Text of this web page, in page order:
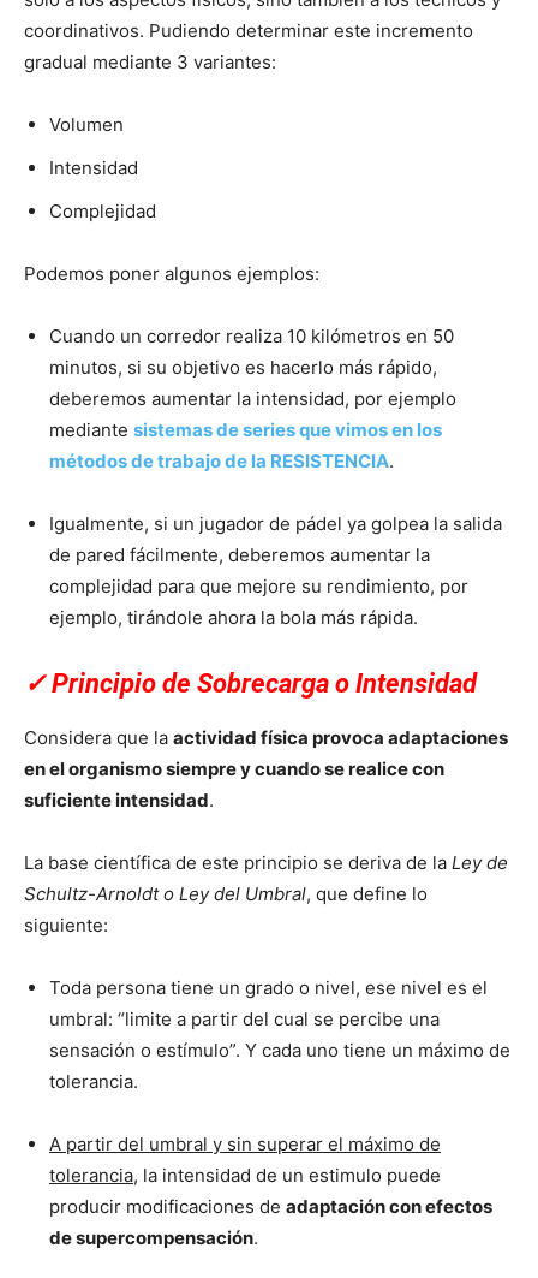
coordinativos. Pudiendo determinar este incremento
gradual mediante 3 variantes:
Volumen
Intensidad
Complejidad
Podemos poner algunos ejemplos:
Cuando un corredor realiza 10 kilómetros en 50
minutos, si su objetivo es hacerlo más rápido,
deberemos aumentar la intensidad, por ejemplo
mediante sistemas de series que vimos en los
métodos de trabajo de la RESISTENCIA.
Igualmente, si un jugador de pádel ya golpea la salida
de pared fácilmente, deberemos aumentar la
complejidad para que mejore su rendimiento, por
ejemplo, tirándole ahora la bola más rápida.
✓ Principio de Sobrecarga o Intensidad
Considera que la actividad física provoca adaptaciones
en el organismo siempre y cuando se realice con
suficiente intensidad.
La base científica de este principio se deriva de la Ley de
Schultz-Arnoldt o Ley del Umbral, que define lo
siguiente:
Toda persona tiene un grado o nivel, ese nivel es el
umbral: “limite a partir del cual se percibe una
sensación o estímulo”. Y cada uno tiene un máximo de
tolerancia.
A partir del umbral y sin superar el máximo de
tolerancia, la intensidad de un estimulo puede
producir modificaciones de adaptación con efectos
de supercompensación.